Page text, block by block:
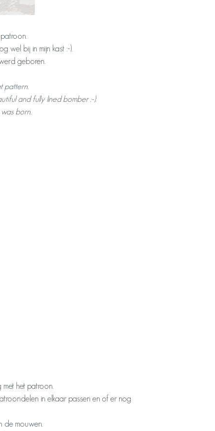
patroon.
wel bij in mijn kast :-).
geboren.
pattern.
and fully lined bomber :-).
born.
het patroon.
in elkaar passen en of er nog
de mouwen.